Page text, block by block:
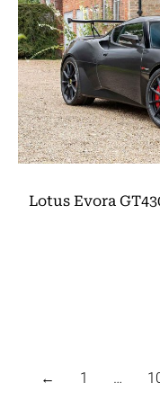
Lotus Evora
← 1 …